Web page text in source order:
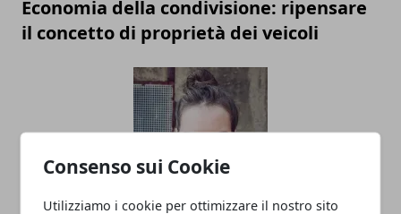
Consenso sui Cookie
Utilizziamo i cookie per ottimizzare il nostro sito
Economia della condivisione: ripensare
il concetto di proprietà dei veicoli